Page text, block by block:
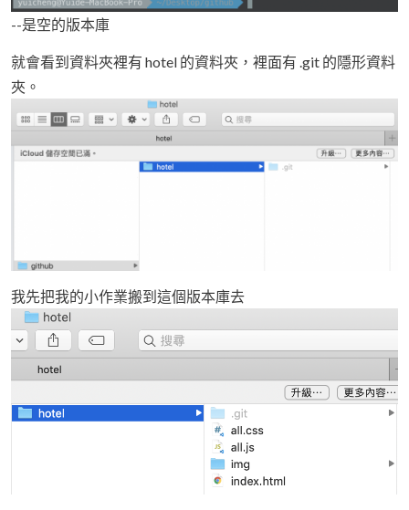
--是空的版本庫
就會看到資料夾裡有 hotel 的資料夾，裡面有 .git 的隱形資料
夾。
我先把我的小作業搬到這個版本庫去